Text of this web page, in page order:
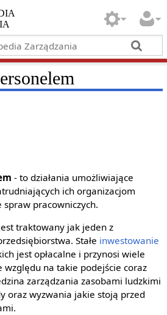
- to działania umożliwiające
ich organizacjom
pracowniczych.
traktowany jak jeden z
Stałe inwestowanie
jest opłacalne i przynosi wiele
względu na takie podejście coraz
zarządzania zasobami ludzkimi
oraz wyzwania jakie stoją przed